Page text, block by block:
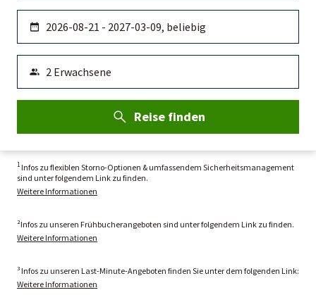
Reise finden
1 Infos zu flexiblen Storno-Optionen & umfassendem Sicherheitsmanagement
sind unter folgendem Link zu finden.
Weitere Informationen
²Infos zu unseren Frühbucherangeboten sind unter folgendem Link zu finden.
Weitere Informationen
³ Infos zu unseren Last-Minute-Angeboten finden Sie unter dem folgenden Link:
Weitere Informationen